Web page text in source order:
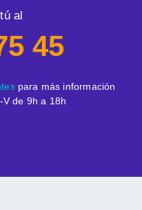
al
45
para más información
de 9h a 18h